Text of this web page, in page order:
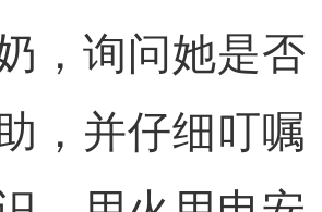
，询问她是否
，并仔细叮嘱